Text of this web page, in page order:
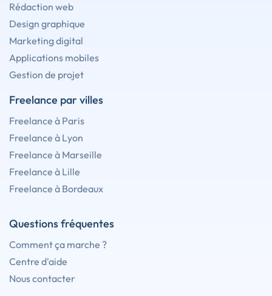
Rédaction web
Design graphique
Marketing digital
Applications mobiles
Gestion de projet
Freelance par villes
Freelance à Paris
Freelance à Lyon
Freelance à Marseille
Freelance à Lille
Freelance à Bordeaux
Questions fréquentes
Comment ça marche ?
Centre d'aide
Nous contacter